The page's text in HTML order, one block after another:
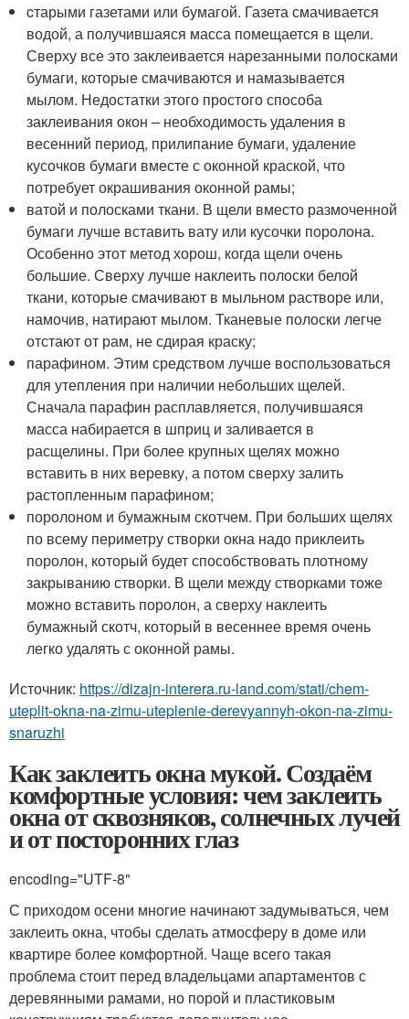
cтарыми газетами или бумагой. Газета смачивается
водой, а получившаяся масса помещается в щели.
Сверху все это заклеивается нарезанными полосками
бумаги, которые смачиваются и намазывается
мылом. Недостатки этого простого способа
заклеивания окон – необходимость удаления в
весенний период, прилипание бумаги, удаление
кусочков бумаги вместе с оконной краской, что
потребует окрашивания оконной рамы;
ватой и полосками ткани. В щели вместо размоченной
бумаги лучше вставить вату или кусочки поролона.
Особенно этот метод хорош, когда щели очень
большие. Сверху лучше наклеить полоски белой
ткани, которые смачивают в мыльном растворе или,
намочив, натирают мылом. Тканевые полоски легче
отстают от рам, не сдирая краску;
парафином. Этим средством лучше воспользоваться
для утепления при наличии небольших щелей.
Сначала парафин расплавляется, получившаяся
масса набирается в шприц и заливается в
расщелины. При более крупных щелях можно
вставить в них веревку, а потом сверху залить
растопленным парафином;
поролоном и бумажным скотчем. При больших щелях
по всему периметру створки окна надо приклеить
поролон, который будет способствовать плотному
закрыванию створки. В щели между створками тоже
можно вставить поролон, а сверху наклеить
бумажный скотч, который в весеннее время очень
легко удалять с оконной рамы.
Источник: https://dizajn-interera.ru-land.com/stati/chem-
uteplit-okna-na-zimu-uteplenie-derevyannyh-okon-na-zimu-
snaruzhi
Как заклеить окна мукой. Создаём
комфортные условия: чем заклеить
окна от сквозняков, солнечных лучей
и от посторонних глаз
encoding="UTF-8"
С приходом осени многие начинают задумываться, чем
заклеить окна, чтобы сделать атмосферу в доме или
квартире более комфортной. Чаще всего такая
проблема стоит перед владельцами апартаментов с
деревянными рамами, но порой и пластиковым